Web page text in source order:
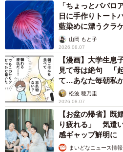
「ちょっとババロ
日に手作りトー
藍染めに漂うク
ごい」山岡 もと子
2026.08.07
【漫画】大学生息
見て母は絶句 「
て…あなた毎朝私
松波 穂乃圭
2026.08.07
【お盆の帰省】既
り疲れる」 気遣
感ギャップ鮮明に
まいどなニュース情